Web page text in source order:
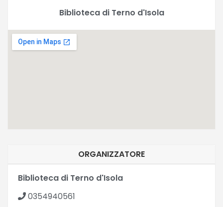
Biblioteca di Terno d'Isola
ORGANIZZATORE
Biblioteca di Terno d'Isola
0354940561